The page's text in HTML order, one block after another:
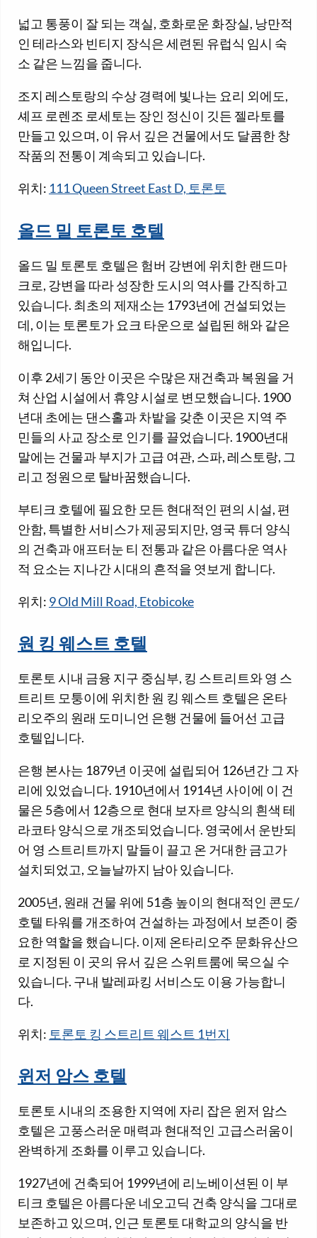
넓고 통풍이 잘 되는 객실, 호화로운 화장실, 낭만적
인 테라스와 빈티지 장식은 세련된 유럽식 임시 숙
소 같은 느낌을 줍니다.
조지 레스토랑의 수상 경력에 빛나는 요리 외에도,
셰프 로렌조 로세토는 장인 정신이 깃든 젤라토를
만들고 있으며, 이 유서 깊은 건물에서도 달콤한 창
작품의 전통이 계속되고 있습니다.
위치: 111 Queen Street East D, 토론토
올드 밀 토론토 호텔
올드 밀 토론토 호텔은 험버 강변에 위치한 랜드마
크로, 강변을 따라 성장한 도시의 역사를 간직하고
있습니다. 최초의 제재소는 1793년에 건설되었는
데, 이는 토론토가 요크 타운으로 설립된 해와 같은
해입니다.
이후 2세기 동안 이곳은 수많은 재건축과 복원을 거
쳐 산업 시설에서 휴양 시설로 변모했습니다. 1900
년대 초에는 댄스홀과 차밭을 갖춘 이곳은 지역 주
민들의 사교 장소로 인기를 끌었습니다. 1900년대
말에는 건물과 부지가 고급 여관, 스파, 레스토랑, 그
리고 정원으로 탈바꿈했습니다.
부티크 호텔에 필요한 모든 현대적인 편의 시설, 편
안함, 특별한 서비스가 제공되지만, 영국 튜더 양식
의 건축과 애프터눈 티 전통과 같은 아름다운 역사
적 요소는 지나간 시대의 흔적을 엿보게 합니다.
위치: 9 Old Mill Road, Etobicoke
원 킹 웨스트 호텔
토론토 시내 금융 지구 중심부, 킹 스트리트와 영 스
트리트 모퉁이에 위치한 원 킹 웨스트 호텔은 온타
리오주의 원래 도미니언 은행 건물에 들어선 고급
호텔입니다.
은행 본사는 1879년 이곳에 설립되어 126년간 그 자
리에 있었습니다. 1910년에서 1914년 사이에 이 건
물은 5층에서 12층으로 현대 보자르 양식의 흰색 테
라코타 양식으로 개조되었습니다. 영국에서 운반되
어 영 스트리트까지 말들이 끌고 온 거대한 금고가
설치되었고, 오늘날까지 남아 있습니다.
2005년, 원래 건물 위에 51층 높이의 현대적인 콘도/
호텔 타워를 개조하여 건설하는 과정에서 보존이 중
요한 역할을 했습니다. 이제 온타리오주 문화유산으
로 지정된 이 곳의 유서 깊은 스위트룸에 묵으실 수
있습니다. 구내 발레파킹 서비스도 이용 가능합니
다.
위치: 토론토 킹 스트리트 웨스트 1번지
윈저 암스 호텔
토론토 시내의 조용한 지역에 자리 잡은 윈저 암스
호텔은 고풍스러운 매력과 현대적인 고급스러움이
완벽하게 조화를 이루고 있습니다.
1927년에 건축되어 1999년에 리노베이션된 이 부
티크 호텔은 아름다운 네오고딕 건축 양식을 그대로
보존하고 있으며, 인근 토론토 대학교의 양식을 반